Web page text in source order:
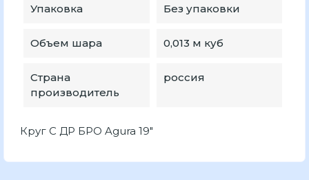
Упаковка Без упаковки
Объем шара 0,013 м куб
Страна
производитель
россия
Круг С ДР БРО Agura 19"